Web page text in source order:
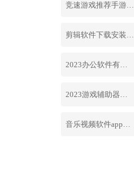
竞速游戏推荐手游排行榜最新2023
剪辑软件下载安装免费手机版
2023办公软件有哪些合集软件
2023游戏辅助器软件大全免费
音乐视频软件app下载安装免费